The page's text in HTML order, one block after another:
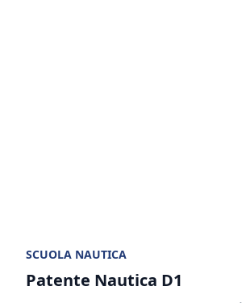
SCUOLA NAUTICA
Patente Nautica D1